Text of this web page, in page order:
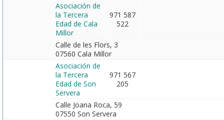
Asociación de
la Tercera
Edad de Cala
Millor
971 587
522
Calle de les Flors, 3
07560 Cala Millor
Asociación de
la Tercera
Edad de Son
Servera
971 567
205
Calle Joana Roca, 59
07550 Son Servera